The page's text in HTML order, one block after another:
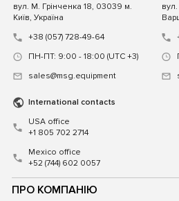
ПРО КОМПАНІЮ
вул. М. Грінченка 18, 03039 м.
Київ, Україна
+38 (057) 728-49-64
ПН-ПТ: 9:00 - 18:00 (UTC +3)
sales@msg.equipment
International contacts
USA office
+1 805 702 2714
Mexico office
+52 (744) 602 0057